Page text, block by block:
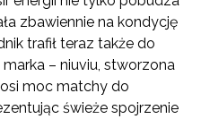
zbawiennie na kondycję
trafił teraz także do
– niuviu, stworzona
moc matchy do
świeże spojrzenie